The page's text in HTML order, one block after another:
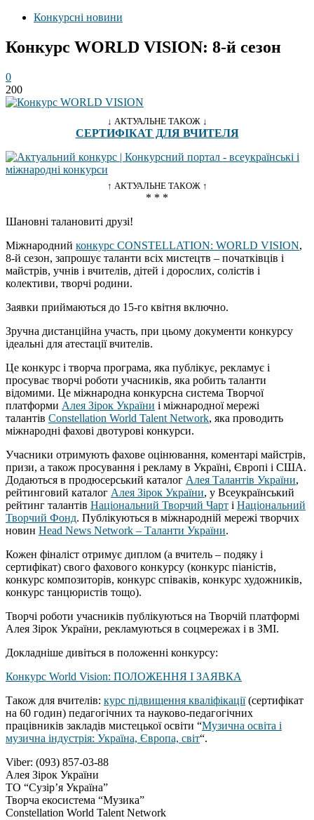
Конкурсні новини
Конкурс WORLD VISION: 8-й сезон
0
200
↓ АКТУАЛЬНЕ ТАКОЖ ↓
СЕРТИФІКАТ ДЛЯ ВЧИТЕЛЯ
↑ АКТУАЛЬНЕ ТАКОЖ ↑
* * *
Шановні талановиті друзі!
Міжнародний конкурс CONSTELLATION: WORLD VISION,
8-й сезон, запрошує таланти всіх мистецтв – початківців і
майстрів, учнів і вчителів, дітей і дорослих, солістів і
колективи, творчі родини.
Заявки приймаються до 15-го квітня включно.
Зручна дистанційна участь, при цьому документи конкурсу
ідеальні для атестації вчителів.
Це конкурс і творча програма, яка публікує, рекламує і
просуває творчі роботи учасників, яка робить таланти
відомими. Це міжнародна конкурсна система Творчої
платформи Алея Зірок України і міжнародної мережі
талантів Constellation World Talent Network, яка проводить
міжнародні фахові двотурові конкурси.
Учасники отримують фахове оцінювання, коментарі майстрів,
призи, а також просування і рекламу в Україні, Європі і США.
Додаються в продюсерський каталог Алея Талантів України,
рейтинговий каталог Алея Зірок України, у Всеукраїнський
рейтинг талантів Національний Творчий Чарт і Національний
Творчий Фонд. Публікуються в міжнародній мережі творчих
новин Head News Network – Таланти України.
Кожен фіналіст отримує диплом (а вчитель – подяку і
сертифікат) свого фахового конкурсу (конкурс піаністів,
конкурс композиторів, конкурс співаків, конкурс художників,
конкурс танцюристів тощо).
Творчі роботи учасників публікуються на Творчій платформі
Алея Зірок України, рекламуються в соцмережах і в ЗМІ.
Докладніше дивіться в положенні конкурсу:
Конкурс World Vision: ПОЛОЖЕННЯ І ЗАЯВКА
Також для вчителів: курс підвищення кваліфікації(сертифікат
на 60 годин) педагогічних та науково-педагогічних
працівників закладів мистецької освіти “Музична освіта і
музична індустрія: Україна, Європа, світ“.
Viber: (093) 857-03-88
Алея Зірок України
ТО “Сузір’я Україна”
Творча екосистема “Музика”
Constellation World Talent Network